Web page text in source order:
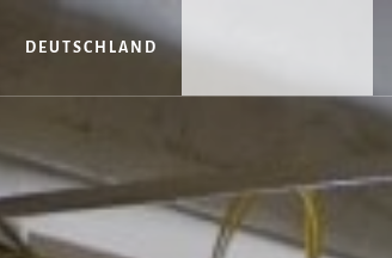
DEUTSCHLAND